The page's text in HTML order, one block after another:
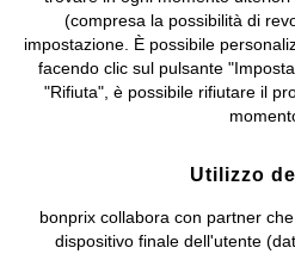
Valdengo (BI) C.F. 01510910027 -
Biella n. 01510910027, R.E.A.
IT09060P00000858, N. Reg. AEE:
Sociale: euro 1.000.000 i.v, Società
e coordinamento di bonprix
(compresa la possibilità di
impostazione. È possibile
facendo clic sul pulsante
"Rifiuta", è possibile rifiutare il
Utilizzo
bonprix collabora con partner
dispositivo finale dell'utente